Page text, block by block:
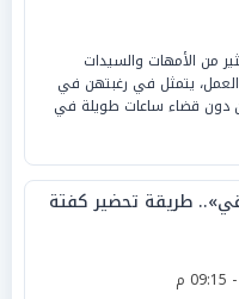
من الأمهات والسيدات
العمل، يتمثل في رغبتهن في
دون قضاء ساعات طويلة في
طريقة تحضير كفتة